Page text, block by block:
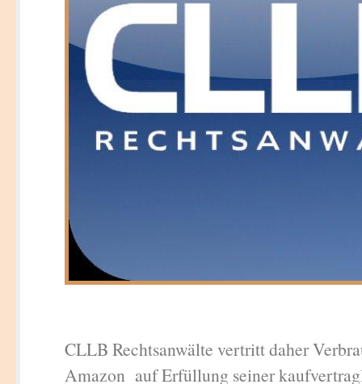
CLLB Rechtsanwälte vertritt daher
Amazon auf Erfüllung seiner